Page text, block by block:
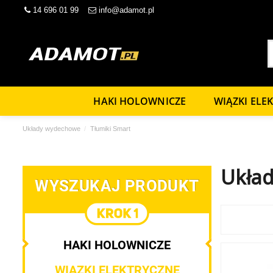
14 696 01 99 info@adamot.pl
HAKI HOLOWNICZE WIĄZKI
Układy wydechowe Tłumiki Smart
WYSZUKAJ PRODUKT
HAKI HOLOWNICZE
WIĄZKI ELEKTRYCZNE